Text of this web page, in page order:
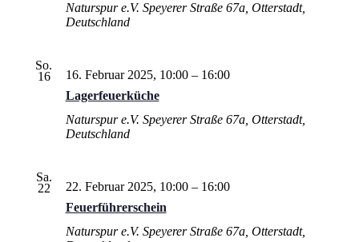
Naturspur e.V. Speyerer Straße 67a, Otterstadt,
Deutschland
So.
16
Lagerfeuerküche
16. Februar 2025, 10:00– 16:00
Naturspur e.V. Speyerer Straße 67a, Otterstadt,
Deutschland
Sa.
22
Feuerführerschein
22. Februar 2025, 10:00– 16:00
Naturspur e.V. Speyerer Straße 67a, Otterstadt,